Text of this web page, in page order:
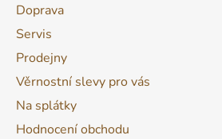
Doprava
Servis
Prodejny
Věrnostní slevy pro vás
Na splátky
Hodnocení obchodu